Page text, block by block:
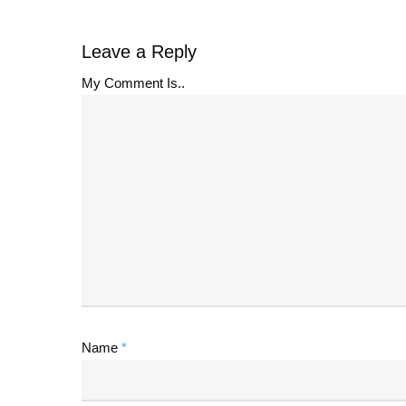
Leave a Reply
My Comment Is..
Name *